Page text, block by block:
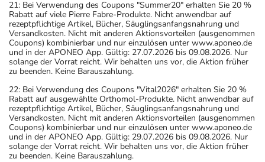
21: Bei Verwendung des Coupons "Summer20" erhalten Sie 20 %
Rabatt auf viele Pierre Fabre-Produkte. Nicht anwendbar auf
rezeptpflichtige Artikel, Bücher, Säuglingsanfangsnahrung und
Versandkosten. Nicht mit anderen Aktionsvorteilen (ausgenommen
Coupons) kombinierbar und nur einzulösen unter www.aponeo.de
und in der APONEO App. Gültig: 27.07.2026 bis 09.08.2026. Nur
solange der Vorrat reicht. Wir behalten uns vor, die Aktion früher
zu beenden. Keine Barauszahlung.
22: Bei Verwendung des Coupons "Vital2026" erhalten Sie 20 %
Rabatt auf ausgewählte Orthomol-Produkte. Nicht anwendbar auf
rezeptpflichtige Artikel, Bücher, Säuglingsanfangsnahrung und
Versandkosten. Nicht mit anderen Aktionsvorteilen (ausgenommen
Coupons) kombinierbar und nur einzulösen unter www.aponeo.de
und in der APONEO App. Gültig: 29.07.2026 bis 09.08.2026. Nur
solange der Vorrat reicht. Wir behalten uns vor, die Aktion früher
zu beenden. Keine Barauszahlung.